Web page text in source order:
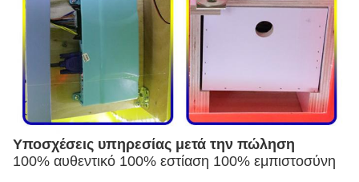
Υποσχέσεις υπηρεσίας μετά την πώληση
100% αυθεντικό 100% εστίαση 100% εμπιστοσύνη